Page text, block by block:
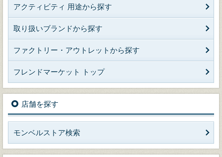
アクティビティ 用途から探す
取り扱いブランドから探す
ファクトリー・アウトレットから探す
フレンドマーケット トップ
店舗を探す
モンベルストア検索